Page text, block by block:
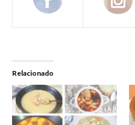
Relacionado